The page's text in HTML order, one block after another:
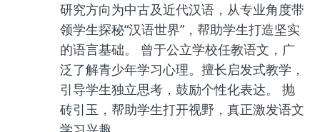
研究方向为中古及近代汉语，从专业角度带
领学生探秘“汉语世界”，帮助学生打造坚实
的语言基础。 曾于公立学校任教语文，广
泛了解青少年学习心理。擅长启发式教学，
引导学生独立思考，鼓励个性化表达。 抛
砖引玉，帮助学生打开视野，真正激发语文